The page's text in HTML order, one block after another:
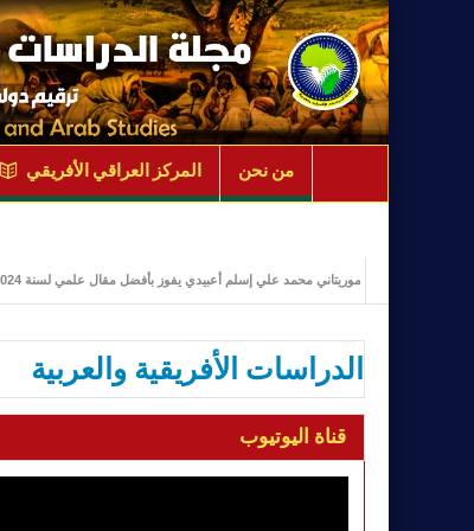
المركز العراقي الأفريقي من نحن
الباحث الموريتاني محمد علي إسلم أعبيدي يفوز بأفضل مقال علمي لسنة 2024
الدراسات الأفريقية والعربية
قناة اليوتيوب